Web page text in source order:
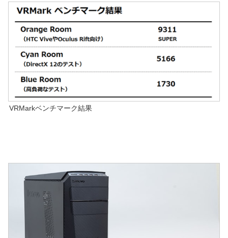
VRMarkベンチマーク結果